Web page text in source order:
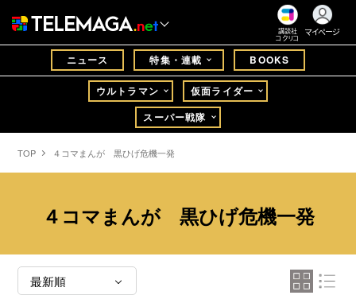
講談社
コクリコ
マイページ
ニュース 特集・連載 BOOKS
ウルトラマン
仮面ライダー
スーパー戦隊
TOP ４コマまんが 黒ひげ危機一発
４コマまんが 黒ひげ危機一発